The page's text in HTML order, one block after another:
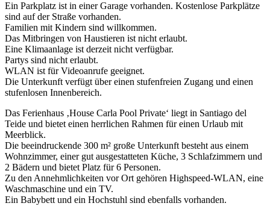
Ein Parkplatz ist in einer Garage vorhanden. Kostenlose Parkplätze
sind auf der Straße vorhanden.
Familien mit Kindern sind willkommen.
Das Mitbringen von Haustieren ist nicht erlaubt.
Eine Klimaanlage ist derzeit nicht verfügbar.
Partys sind nicht erlaubt.
WLAN ist für Videoanrufe geeignet.
Die Unterkunft verfügt über einen stufenfreien Zugang und einen
stufenlosen Innenbereich.
Das Ferienhaus ‚House Carla Pool Private‘ liegt in Santiago del
Teide und bietet einen herrlichen Rahmen für einen Urlaub mit
Meerblick.
Die beeindruckende 300 m² große Unterkunft besteht aus einem
Wohnzimmer, einer gut ausgestatteten Küche, 3 Schlafzimmern und
2 Bädern und bietet Platz für 6 Personen.
Zu den Annehmlichkeiten vor Ort gehören Highspeed-WLAN, eine
Waschmaschine und ein TV.
Ein Babybett und ein Hochstuhl sind ebenfalls vorhanden.